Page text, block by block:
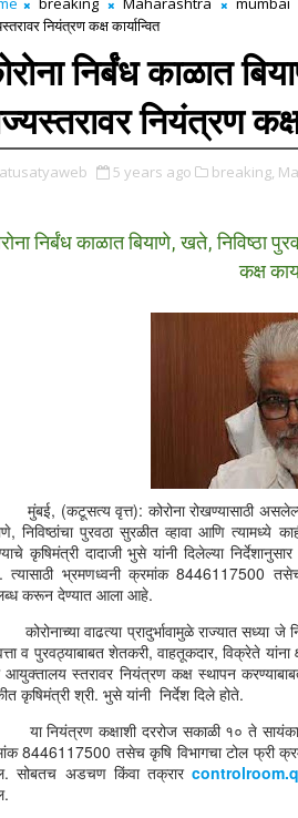
नियंत्रण कक्ष कार्यान्वित
निर्बंध काळात
नियंत्रण कक्ष
5 years ago breaking,
निर्बंध काळात बियाणे, खते, निविष्ठा
कक्ष
(कटूसत्य वृत्त): कोरोना रोखण्यासाठी असलेल्या
निविष्ठांचा पुरवठा सुरळीत व्हावा आणि
कृषिमंत्री दादाजी भुसे यांनी दिलेल्या
भ्रमणध्वनी क्रमांक 8446117500
करून देण्यात आला आहे.
वाढत्या प्रादुर्भावामुळे राज्यात सध्या जे
व पुरवठ्याबाबत शेतकरी, वाहतूकदार, विक्रेते
आयुक्तालय स्तरावर नियंत्रण कक्ष स्थापन
कृषिमंत्री श्री. भुसे यांनी निर्देश दिले होते.
नियंत्रण कक्षाशी दररोज सकाळी १० ते
8446117500 तसेच कृषि विभागचा टोल फ्री
सोबतच अडचण किंवा तक्रार